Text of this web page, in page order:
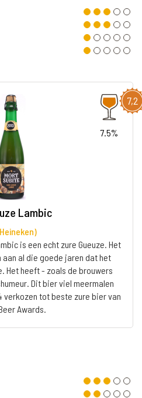
7,2
7.5%
Lambic
is een echt zure Gueuze. Het
al die goede jaren dat het
Het heeft - zoals de brouwers
Dit bier viel meermalen
verkozen tot beste zure bier van
Awards.